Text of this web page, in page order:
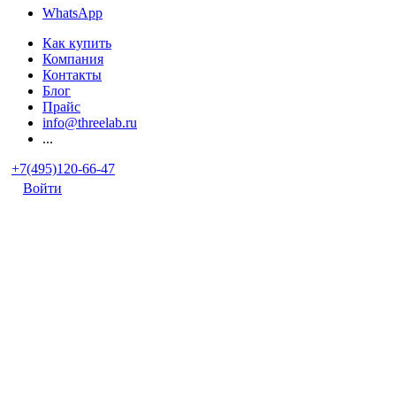
WhatsApp
Как купить
Компания
Контакты
Блог
Прайс
info@threelab.ru
...
+7(495)120-66-47
Войти